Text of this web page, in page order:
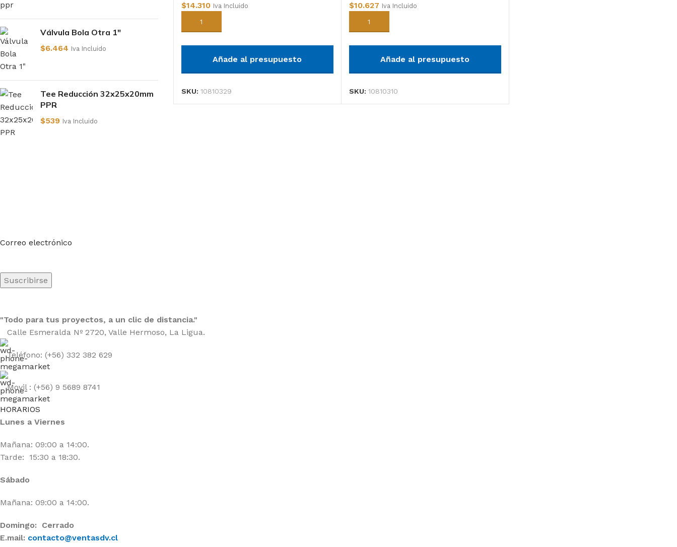
Válvula Bola Otra 1"
$6.464 Iva Incluido
Tee Reducción 32x25x20mm
PPR
$539 Iva Incluido
$14.310 Iva Incluido
Añadir al carrito
Añade al presupuesto
SKU: 10810329
$10.627 Iva Incluido
Añadir al carrito
Añade al presupuesto
SKU: 10810310
Correo electrónico
"Todo para tus proyectos, a un clic de distancia."
Calle Esmeralda Nº 2720, Valle Hermoso, La Ligua.
Teléfono: (+56) 332 382 629
Movil : (+56) 9 5689 8741
HORARIOS
Lunes a Viernes
Mañana: 09:00 a 14:00.
Tarde: 15:30 a 18:30.
Sábado
Mañana: 09:00 a 14:00.
Domingo: Cerrado
E.mail: contacto@ventasdv.cl